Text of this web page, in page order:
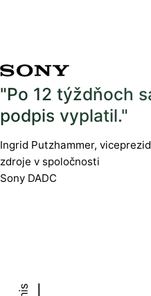
"Po 12 týždňoch
podpis vyplatil."
Ingrid Putzhammer,
zdroje v spoločnosti
Sony DADC